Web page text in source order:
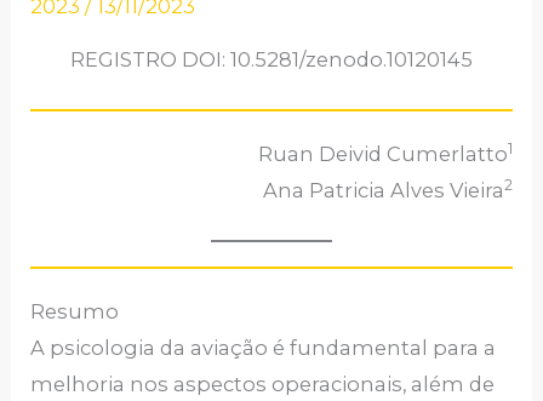
2023 /13/11/2023
REGISTRO DOI: 10.5281/zenodo.10120145
Ruan Deivid Cumerlatto1
Ana Patricia Alves Vieira2
Resumo
A psicologia da aviação é fundamental para a
melhoria nos aspectos operacionais, além de